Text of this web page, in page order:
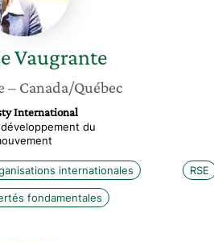
Vaugrante
– Canada/Québec
International
du
internationales
fondamentales
RSE